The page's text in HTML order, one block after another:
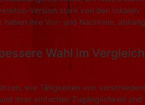
Version stark von den lokalen
ihre Vor- und Nachteile,
Wahl im
wie Tätigkeiten von
ihrer einfachen Zugänglichkeit